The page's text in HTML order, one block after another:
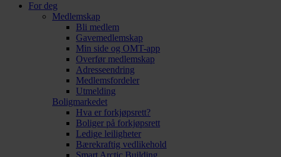
For deg
Medlemskap
Bli medlem
Gavemedlemskap
Min side og OMT-app
Overfør medlemskap
Adresseendring
Medlemsfordeler
Utmelding
Boligmarkedet
Hva er forkjøpsrett?
Boliger på forkjøpsrett
Ledige leiligheter
Bærekraftig vedlikehold
Smart Arctic Building